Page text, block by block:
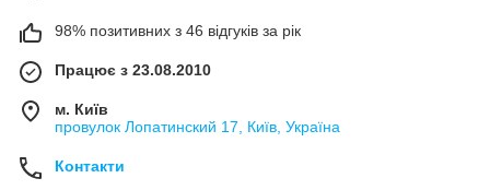
98% позитивних з 46 відгуків за рік
Працює з 23.08.2010
м. Київ
провулок Лопатинский 17, Київ, Україна
Контакти